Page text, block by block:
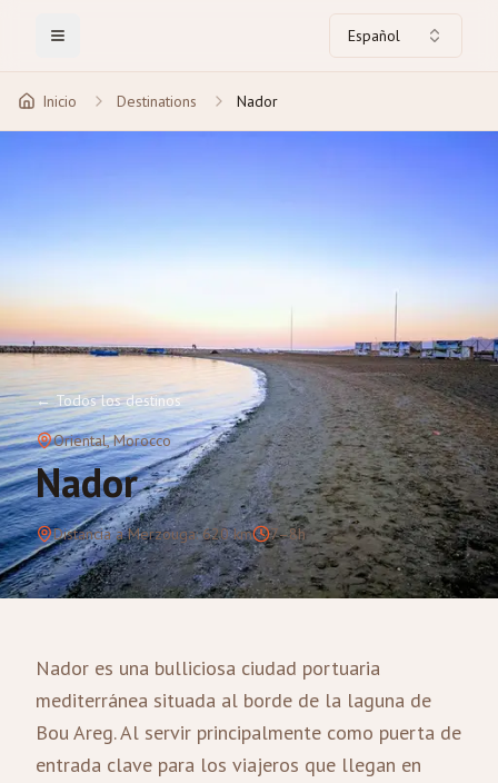
Toggle Menu Español
Inicio Destinations Nador
←Todos los destinos
Oriental, Morocco
Nador
Distancia a Merzouga:620km 7–8h
Nador es una bulliciosa ciudad portuaria
mediterránea situada al borde de la laguna de
Bou Areg. Al servir principalmente como puerta de
entrada clave para los viajeros que llegan en